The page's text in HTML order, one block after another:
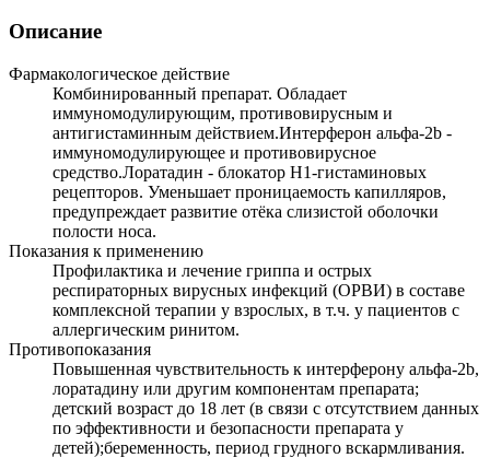
Описание
Фармакологическое действие
Комбинированный препарат. Обладает
иммуномодулирующим, противовирусным и
антигистаминным действием.Интерферон альфа-2b -
иммуномодулирующее и противовирусное
средство.Лоратадин - блокатор Н1-гистаминовых
рецепторов. Уменьшает проницаемость капилляров,
предупреждает развитие отёка слизистой оболочки
полости носа.
Показания к применению
Профилактика и лечение гриппа и острых
респираторных вирусных инфекций (ОРВИ) в составе
комплексной терапии у взрослых, в т.ч. у пациентов с
аллергическим ринитом.
Противопоказания
Повышенная чувствительность к интерферону альфа-2b,
лоратадину или другим компонентам препарата;
детский возраст до 18 лет (в связи с отсутствием данных
по эффективности и безопасности препарата у
детей);беременность, период грудного вскармливания.